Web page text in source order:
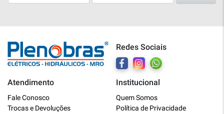
Redes Sociais
Atendimento
Fale Conosco
Trocas e Devoluções
Institucional
Quem Somos
Política de Privacidade
Online